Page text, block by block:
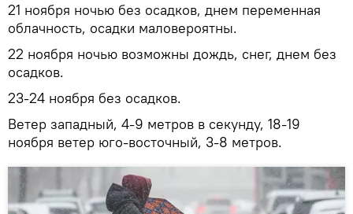
21 ноября ночью без осадков, днем переменная
облачность, осадки маловероятны.
22 ноября ночью возможны дождь, снег, днем без
осадков.
23-24 ноября без осадков.
Ветер западный, 4-9 метров в секунду, 18-19
ноября ветер юго-восточный, 3-8 метров.